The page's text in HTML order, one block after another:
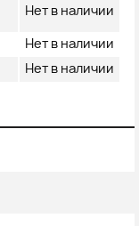
Нет в наличии
Нет в наличии
Нет в наличии